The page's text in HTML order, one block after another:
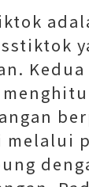
Kedua
melalui